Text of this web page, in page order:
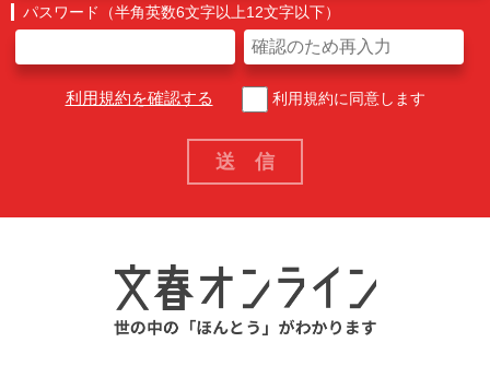
パスワード（半角英数6文字以上12文字以下）
利用規約を確認する 利用規約に同意します